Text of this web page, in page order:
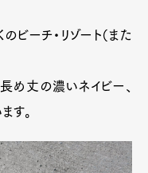
ビーチ・リゾート（また
め丈の濃いネイビー、
す。